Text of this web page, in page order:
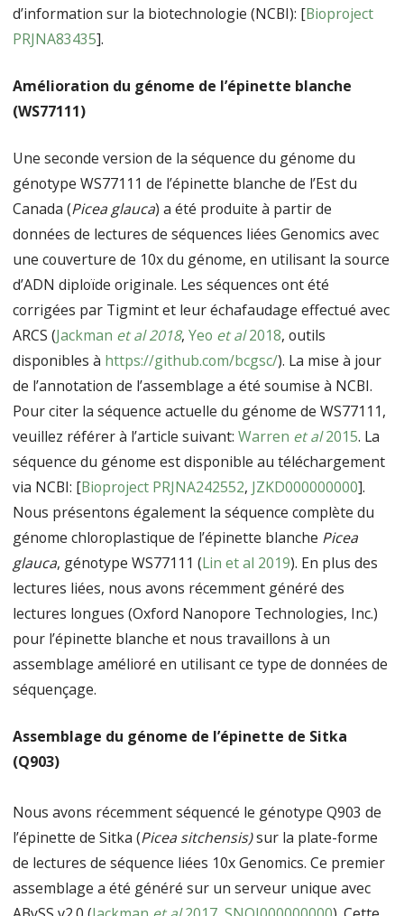
d’information sur la biotechnologie (NCBI): [Bioproject
PRJNA83435].
Amélioration du génome de l’épinette blanche
(WS77111)
Une seconde version de la séquence du génome du
génotype WS77111 de l’épinette blanche de l’Est du
Canada (Picea glauca) a été produite à partir de
données de lectures de séquences liées Genomics avec
une couverture de 10x du génome, en utilisant la source
d’ADN diploïde originale. Les séquences ont été
corrigées par Tigmint et leur échafaudage effectué avec
ARCS (Jackman et al 2018,Yeo et al2018, outils
disponibles à https://github.com/bcgsc/). La mise à jour
de l’annotation de l’assemblage a été soumise à NCBI.
Pour citer la séquence actuelle du génome de WS77111,
veuillez référer à l’article suivant:Warren et al2015. La
séquence du génome est disponible au téléchargement
via NCBI: [Bioproject PRJNA242552, JZKD000000000].
Nous présentons également la séquence complète du
génome chloroplastique de l’épinette blanche Picea
glauca, génotype WS77111 (Lin et al 2019). En plus des
lectures liées, nous avons récemment généré des
lectures longues (Oxford Nanopore Technologies, Inc.)
pour l’épinette blanche et nous travaillons à un
assemblage amélioré en utilisant ce type de données de
séquençage.
Assemblage du génome de l’épinette de Sitka
(Q903)
Nous avons récemment séquencé le génotype Q903 de
l’épinette de Sitka (Picea sitchensis)sur la plate-forme
de lectures de séquence liées 10x Genomics. Ce premier
assemblage a été généré sur un serveur unique avec